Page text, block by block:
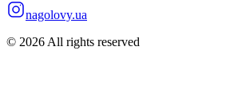
nagolovy.ua
© 2026 All rights reserved